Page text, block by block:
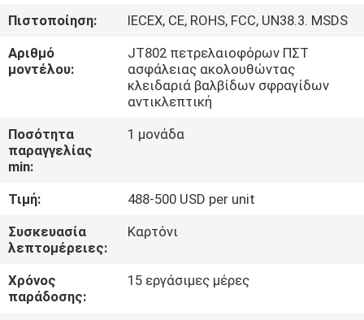
ΓΎΡΟΣ
ΕΡΓΟΣΤΑΣΊΩΝ
ΈΛΕΓΧΟΣ
ΜΑΣ
ΕΛΆΤΕ
ΣΕ
ΕΠΑΦΉ
ΜΕ
Πιστοποίηση:
IECEX, CE, ROHS, FCC, UN38.3. MSDS
Αριθμό
μοντέλου:
JT802 πετρελαιοφόρων ΠΣΤ
ασφάλειας ακολουθώντας
κλειδαριά βαλβίδων σφραγίδων
αντικλεπτική
Ποσότητα
παραγγελίας
min:
1 μονάδα
Τιμή:
488-500 USD per unit
Συσκευασία
λεπτομέρειες:
Καρτόνι
Χρόνος
παράδοσης:
15 εργάσιμες μέρες